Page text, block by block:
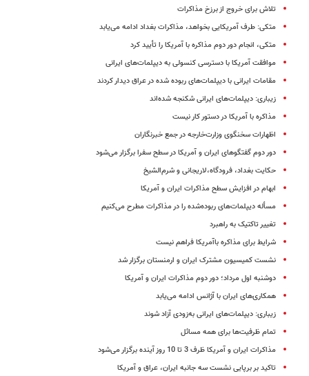
تلاش برای خروج از برزخ مذاکرات
متکی: طرف آمریکایی بخواهد، مذاکرات بغداد ادامه می‌یابد
متکی، انجام دور دوم مذاکره با آمریکا را تأیید کرد
موافقت آمریکا با دسترسی کنسولی به دیپلمات‌های ایرانی
مقامات ایرانی با دیپلمات‌های ربوده شده در عراق دیدار کردند
زیباری: دیپلمات‌های ایرانی شکنجه شده‌اند
مذاکره با آمریکا در دستور کار نیست
اظهارات سخنگوی وزارت‌خارجه در جمع خبرنگاران
دور دوم گفتگوهای ایران و آمریکا در سطح سفرا برگزار می‌شود
حکایت بغداد، فرودگاه،لاریجانی و شرم‌الشیخ
ابهام در افزایش سطح مذاکرات ایران و آمریکا
مسأله دیپلمات‌های ربوده‌شده را در مذاکرات مطرح می‌کنیم
تغییر تاکتیک به راهبرد
شرایط برای مذاکره باآمریکا فراهم نیست
نشست کمیسیون مشترک ایران و ارمنستان برگزار شد
دوشنبه اول مرداد؛ دور دوم مذاکرات ایران و آمریکا
همکاری‌های ایران با آژانس ادامه می‌یابد
زیباری: دیپلمات‌های ایرانی به‌زودی آزاد شوند
تمام ظرفیت‌ها برای همه مسائل
مذاکرات ایران و آمریکا ظرف 3 تا 10 روز آینده برگزار می‌شود
تاکید بر برپایی نشست سه جانبه ایران، عراق و آمریکا